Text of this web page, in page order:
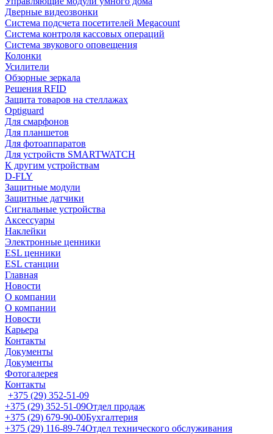
Дверные видеозвонки
Система подсчета посетителей Megacount
Система контроля кассовых операций
Система звукового оповещения
Колонки
Усилители
Обзорные зеркала
Решения RFID
Защита товаров на стеллажах
Optiguard
Для смарфонов
Для планшетов
Для фотоаппаратов
Для устройств SMARTWATCH
К другим устройствам
D-FLY
Защитные модули
Защитные датчики
Сигнальные устройства
Аксессуары
Наклейки
Электронные ценники
ESL ценники
ESL станции
Главная
Новости
О компании
О компании
Новости
Карьера
Контакты
Документы
Документы
Фотогалерея
Контакты
+375 (29) 352-51-09
+375 (29) 352-51-09Отдел продаж
+375 (29) 679-90-00Бухгалтерия
+375 (29) 116-89-74Отдел технического обслуживания